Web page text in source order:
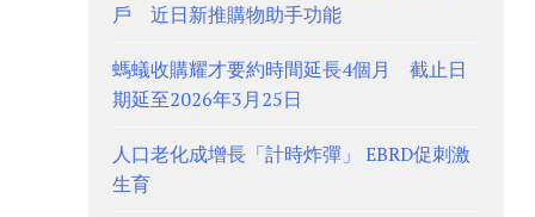
戶 近日新推購物助手功能
螞蟻收購耀才要約時間延長4個月 截止日
期延至2026年3月25日
人口老化成增長「計時炸彈」 EBRD促刺激
生育